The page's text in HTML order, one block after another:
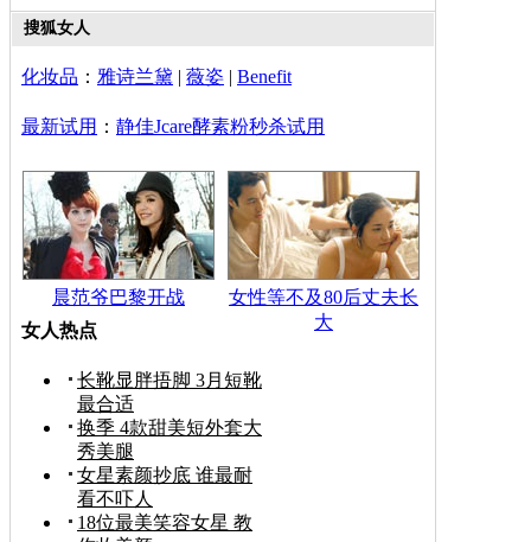
搜狐女人
化妆品 ： 雅诗兰黛 | 薇姿 | Benefit
最新试用 ： 静佳Jcare酵素粉秒杀试用
晨范爷巴黎开战
女性等不及80后丈夫长
大
女人热点
长靴显胖捂脚 3月短靴
最合适
换季 4款甜美短外套大
秀美腿
女星素颜抄底 谁最耐
看不吓人
18位最美笑容女星 教